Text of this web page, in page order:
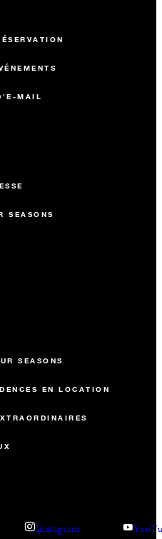
MAIL
SEASONS
SEASONS
EN LOCATION
Instagram